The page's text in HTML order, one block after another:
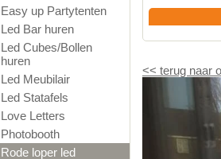
Easy up Partytenten
Led Bar huren
Led Cubes/Bollen
huren
Led Meubilair
Led Statafels
Love Letters
Photobooth
Rode loper led
<< terug naar